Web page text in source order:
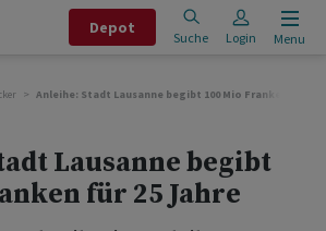
Depot
Suche Login Menu
Anleihe: Stadt Lausanne begibt 100 Mio Franken für 25
Lausanne begibt
für 25 Jahre